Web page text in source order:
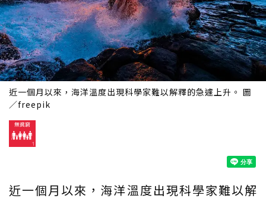
近一個月以來，海洋溫度出現科學家難以解釋的急遽上升。 圖
／freepik
近一個月以來，海洋溫度出現科學家難以解